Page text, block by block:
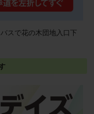
スで花の木団地入口下